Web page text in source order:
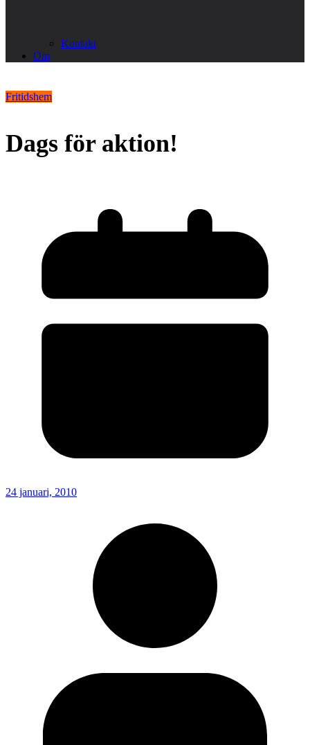
Kontakt
Om
Fritidshem
Dags för aktion!
24 januari, 2010